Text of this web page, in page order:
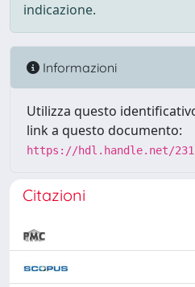
indicazione.
Informazioni
Utilizza questo
link a questo documento:
https://hdl.handle.net/
Citazioni